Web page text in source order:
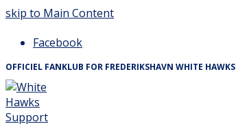
skip to Main Content
Facebook
OFFICIEL FANKLUB FOR FREDERIKSHAVN WHITE HAWKS